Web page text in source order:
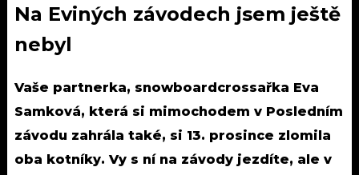
Na Eviných závodech jsem ještě
nebyl
Vaše partnerka, snowboardcrossařka Eva
Samková, která si mimochodem v Posledním
závodu zahrála také, si 13. prosince zlomila
oba kotníky. Vy s ní na závody jezdíte, ale v